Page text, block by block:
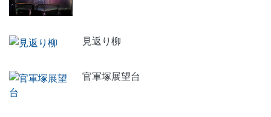
見返り柳
官軍塚展望台